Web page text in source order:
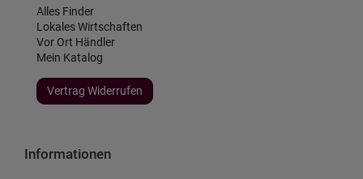
Alles Finder
Lokales Wirtschaften
Vor Ort Händler
Mein Katalog
Vertrag Widerrufen
Informationen